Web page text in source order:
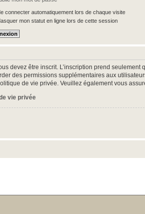
connecter automatiquement lors de chaque visite
mon statut en ligne lors de cette session
devez être inscrit. L’inscription prend
des permissions supplémentaires aux
de vie privée. Veuillez également vous
vie privée